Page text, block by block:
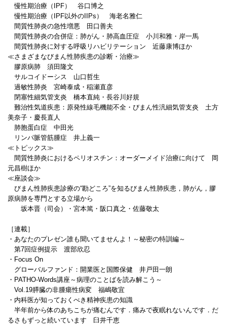
慢性期治療（IPF） 谷口博之
慢性期治療（IPF以外のIIPs） 海老名雅仁
間質性肺炎の急性増悪 田口善夫
間質性肺炎の合併症：肺がん・肺高血圧症 小川和雅・岸一馬
間質性肺炎に対する呼吸リハビリテーション 近藤康博ほか
≪さまざまなびまん性肺疾患の診断・治療≫
膠原病肺 須田隆文
サルコイドーシス 山口哲生
過敏性肺炎 宮崎泰成・稲瀬直彦
閉塞性細気管支炎 橋本直純・長谷川好規
難治性気道疾患：原発性線毛機能不全・びまん性汎細気管支炎 土方
美奈子・慶長直人
肺胞蛋白症 中田光
リンパ脈管筋腫症 井上義一
≪トピックス≫
間質性肺炎におけるペリオスチン：オーダーメイド治療に向けて 岡
元昌樹ほか
≪座談会≫
びまん性肺疾患診療の“勘どころ”を知るびまん性肺疾患，肺がん，膠
原病肺を専門とする立場から
坂本晋（司会）・宮本篤・阪口真之・佐藤敬太
［連載］
・あなたのプレゼン誰も聞いてませんよ！～秘密の特訓編～
第7回症例提示 渡部欣忍
・Focus On
グローバルファンド：開業医と国際保健 井戸田一朗
・PATHO-Words講座～病理のことばを読み解こう～
Vol.19膵臓の非腫瘍性病変 福嶋敬宜
・内科医が知っておくべき精神疾患の知識
半年前から体のあちこちが痛むんです．痛みで夜眠れないんです．だ
るさもずっと続いています 臼井千恵